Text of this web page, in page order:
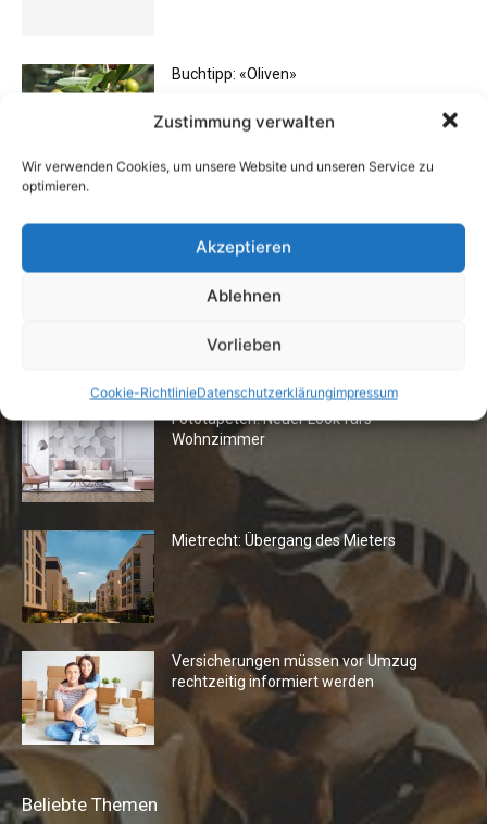
Zustimmung verwalten
Wir verwenden Cookies, um unsere Website und unseren Service zu
optimieren.
Akzeptieren
Ablehnen
Vorlieben
Cookie-RichtlinieDatenschutzerklärungimpressum
Buchtipp: «Oliven»
24. April 2019
Fototapeten: Neuer Look fürs
Wohnzimmer
Mietrecht: Übergang des Mieters
Versicherungen müssen vor Umzug
rechtzeitig informiert werden
Beliebte Themen